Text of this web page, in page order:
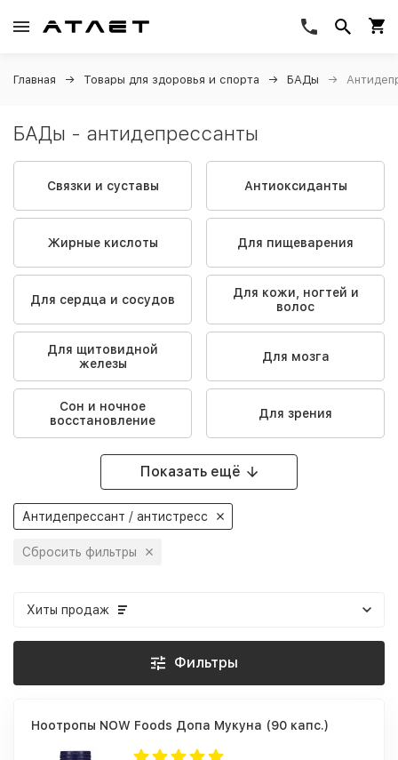
Главная Товары для здоровья и спорта БАДы
БАДы - антидепрессанты
Связки и суставы Антиоксиданты
Жирные кислоты Для пищеварения
Для сердца и сосудов
Для кожи, ногтей и
волос
Для щитовидной
железы
Для мозга
Сон и ночное
восстановление
Для зрения
Показать ещё
Антидепрессант / антистресс
Сбросить фильтры
Хиты продаж
Фильтры
Ноотропы NOW Foods Допа Мукуна (90 капс.)